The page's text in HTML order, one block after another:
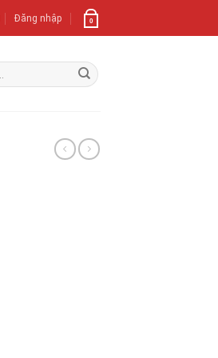
Đăng nhập 0